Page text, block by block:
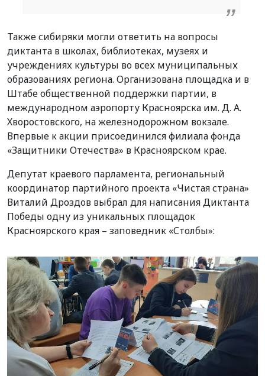
Также сибиряки могли ответить на вопросы
диктанта в школах, библиотеках, музеях и
учреждениях культуры во всех муниципальных
образованиях региона. Организована площадка и в
Штабе общественной поддержки партии, в
международном аэропорту Красноярска им. Д. А.
Хворостовского, на железнодорожном вокзале.
Впервые к акции присоединился филиала фонда
«Защитники Отечества» в Красноярском крае.
Депутат краевого парламента, региональный
координатор партийного проекта «Чистая страна»
Виталий Дроздов выбрал для написания Диктанта
Победы одну из уникальных площадок
Красноярского края – заповедник «Столбы»: